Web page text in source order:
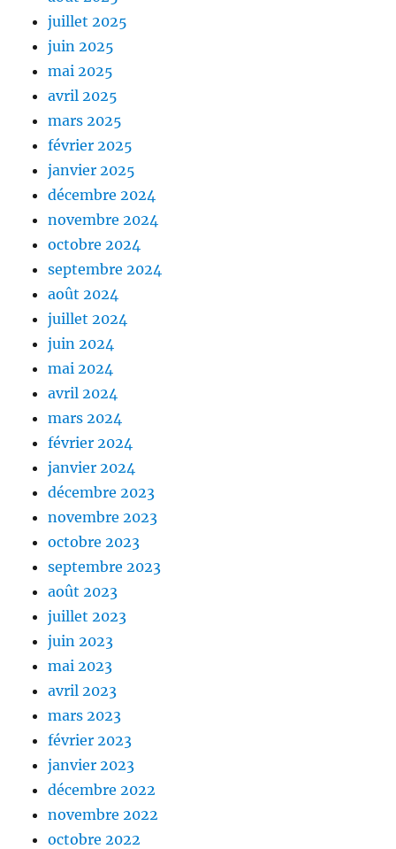
juillet 2025
juin 2025
mai 2025
avril 2025
mars 2025
février 2025
janvier 2025
décembre 2024
novembre 2024
octobre 2024
septembre 2024
août 2024
juillet 2024
juin 2024
mai 2024
avril 2024
mars 2024
février 2024
janvier 2024
décembre 2023
novembre 2023
octobre 2023
septembre 2023
août 2023
juillet 2023
juin 2023
mai 2023
avril 2023
mars 2023
février 2023
janvier 2023
décembre 2022
novembre 2022
octobre 2022